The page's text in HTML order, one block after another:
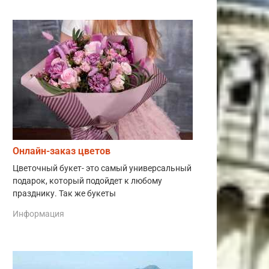
Онлайн-заказ цветов
Цветочный букет- это самый универсальный
подарок, который подойдет к любому
празднику. Так же букеты
Информация